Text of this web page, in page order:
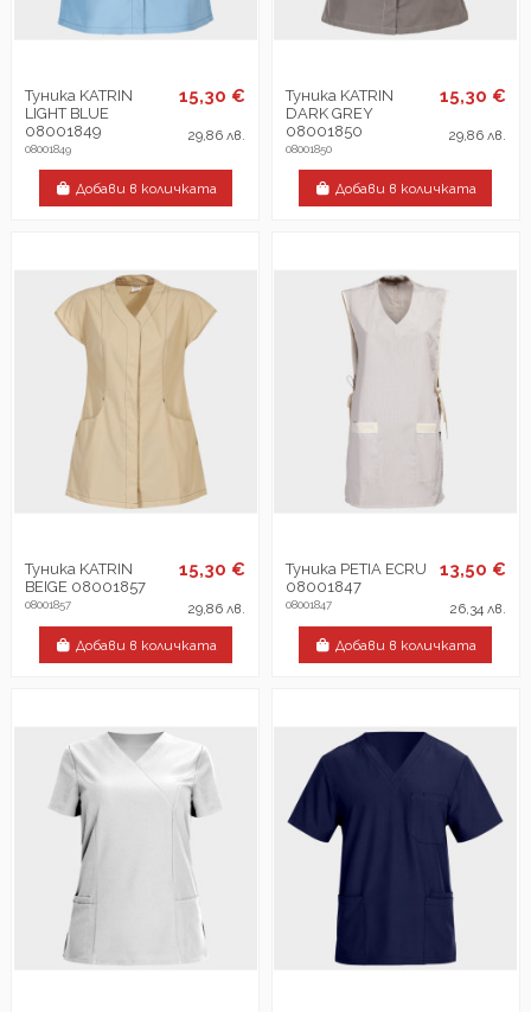
Туника KATRIN
LIGHT BLUE
08001849
08001849
15,30 €
29,86 лв.
Добави в количката
Туника KATRIN
DARK GREY
08001850
08001850
15,30 €
29,86 лв.
Добави в количката
Туника KATRIN
BEIGE 08001857
08001857
15,30 €
29,86 лв.
Добави в количката
Туника PETIA ECRU
08001847
08001847
13,50 €
26,34 лв.
Добави в количката